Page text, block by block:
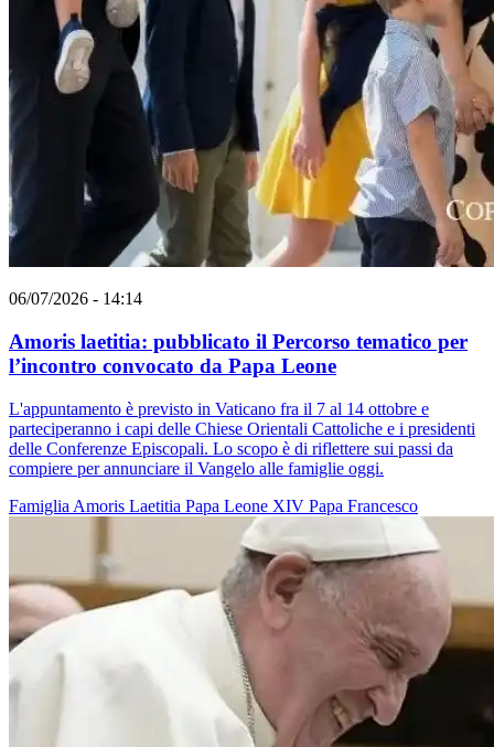
06/07/2026 - 14:14
Amoris laetitia: pubblicato il Percorso tematico per
l’incontro convocato da Papa Leone
L'appuntamento è previsto in Vaticano fra il 7 al 14 ottobre e
parteciperanno i capi delle Chiese Orientali Cattoliche e i presidenti
delle Conferenze Episcopali. Lo scopo è di riflettere sui passi da
compiere per annunciare il Vangelo alle famiglie oggi.
Famiglia Amoris Laetitia Papa Leone XIV Papa Francesco